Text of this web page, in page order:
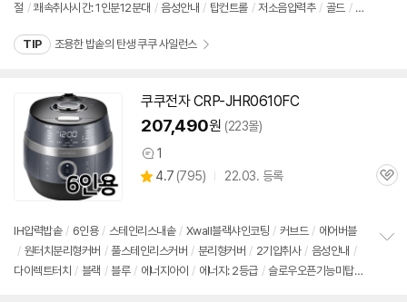
절 / 쾌속취사시간: 1인분12분대 / 음성안내 / 탑컨트롤 / 저소음압력추 / 골드 / 화
프레셔 / 실린더압력제어 / 36.9dB / 언어변경: 한국어, 영어, 중국어
TIP 조용한 밥솥의 탄생 쿠쿠 사일런스
쿠쿠전자 CRP-JHR0610FC
207,490원 (223몰)
상
품
1
별
4.7 (상
뷰
795) 22.03. 등록
관
IH압력밥솥 / 6인용 / 스테인리스내솥 / Xwall블랙샤인코팅 / 커브드 / 에어버블
/ 원터치분리형커버 / 풀스테인리스커버 / 분리형커버 / 2기압취사 / 음성안내 /
다이렉트터치 / 블랙 / 블루 / 에너지아이 / 에너지: 2등급 / 슬로우오픈기능미탑